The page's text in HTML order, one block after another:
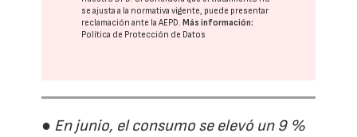
se ajusta a la normativa vigente, puede presentar
reclamación ante laAEPD. Más información:
Política de Protección de Datos
● En junio, el consumo se elevó un 9 %